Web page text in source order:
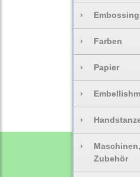
›
› Farben
› Papier
›
›
›
Zubehör